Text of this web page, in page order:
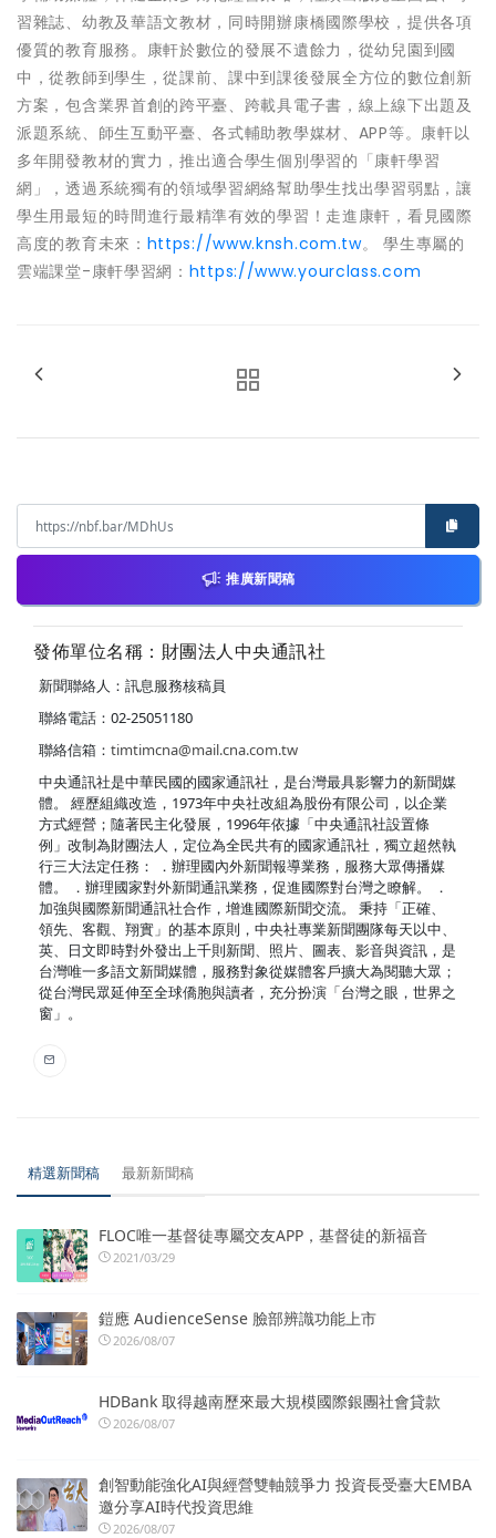
習雜誌、幼教及華語文教材，同時開辦康橋國際學校，提供各項
優質的教育服務。康軒於數位的發展不遺餘力，從幼兒園到國
中，從教師到學生，從課前、課中到課後發展全方位的數位創新
方案，包含業界首創的跨平臺、跨載具電子書，線上線下出題及
派題系統、師生互動平臺、各式輔助教學媒材、APP等。康軒以
多年開發教材的實力，推出適合學生個別學習的「康軒學習
網」，透過系統獨有的領域學習網絡幫助學生找出學習弱點，讓
學生用最短的時間進行最精準有效的學習！走進康軒，看見國際
高度的教育未來： https://www.knsh.com.tw。 學生專屬的
雲端課堂-康軒學習網： https://www.yourclass.com
推廣新聞稿
發佈單位名稱：財團法人中央通訊社
新聞聯絡人：訊息服務核稿員
聯絡電話：02-25051180
聯絡信箱： timtimcna@mail.cna.com.tw
中央通訊社是中華民國的國家通訊社，是台灣最具影響力的新聞媒
體。 經歷組織改造，1973年中央社改組為股份有限公司，以企業
方式經營；隨著民主化發展，1996年依據「中央通訊社設置條
例」改制為財團法人，定位為全民共有的國家通訊社，獨立超然執
行三大法定任務： ．辦理國內外新聞報導業務，服務大眾傳播媒
體。 ．辦理國家對外新聞通訊業務，促進國際對台灣之瞭解。 ．
加強與國際新聞通訊社合作，增進國際新聞交流。 秉持「正確、
領先、客觀、翔實」的基本原則，中央社專業新聞團隊每天以中、
英、日文即時對外發出上千則新聞、照片、圖表、影音與資訊，是
台灣唯一多語文新聞媒體，服務對象從媒體客戶擴大為閱聽大眾；
從台灣民眾延伸至全球僑胞與讀者，充分扮演「台灣之眼，世界之
窗」。
精選新聞稿 最新新聞稿
FLOC唯一基督徒專屬交友APP，基督徒的新福音
2021/03/29
鎧應 AudienceSense 臉部辨識功能上市
2026/08/07
HDBank 取得越南歷來最大規模國際銀團社會貸款
2026/08/07
創智動能強化AI與經營雙軸競爭力 投資長受臺大EMBA
邀分享AI時代投資思維
2026/08/07